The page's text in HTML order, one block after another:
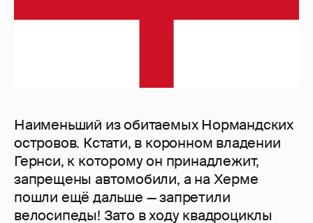
Наименьший из обитаемых Нормандских
островов. Кстати, в коронном владении
Гернси, к которому он принадлежит,
запрещены автомобили, а на Херме
пошли ещё дальше — запретили
велосипеды! Зато в ходу квадроциклы